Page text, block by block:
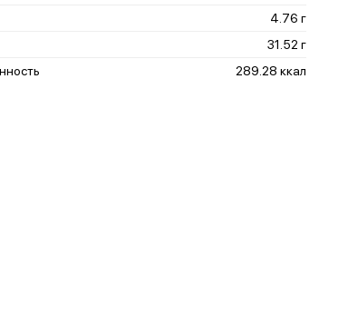
4.76 г
31.52 г
289.28 ккал